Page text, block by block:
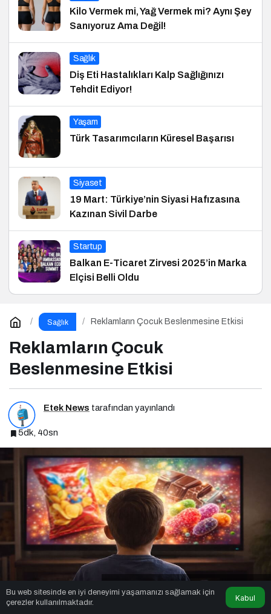
Kilo Vermek mi, Yağ Vermek mi? Aynı Şey
Sanıyoruz Ama Değil!
Sağlık
Diş Eti Hastalıkları Kalp Sağlığınızı
Tehdit Ediyor!
Yaşam
Türk Tasarımcıların Küresel Başarısı
Siyaset
19 Mart: Türkiye’nin Siyasi Hafızasına
Kazınan Sivil Darbe
Startup
Balkan E-Ticaret Zirvesi 2025’in Marka
Elçisi Belli Oldu
Sağlık Reklamların Çocuk Beslenmesine Etkisi
Reklamların Çocuk
Beslenmesine Etkisi
Etek News tarafından yayınlandı
5dk, 40sn
Reklamların Çocuk Beslenmesine Etkisi
Bu web sitesinde en iyi deneyimi yaşamanızı sağlamak için
çerezler kullanılmaktadır.
Kabul